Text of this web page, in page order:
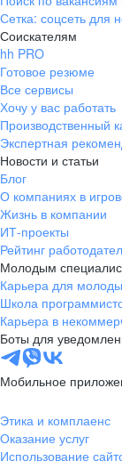
Сетка: соцсеть для
Соискателям
hh PRO
Готовое резюме
Все сервисы
Хочу у вас работать
Производственный
Экспертная
Новости и статьи
Блог
О компаниях в
Жизнь в компании
ИТ-проекты
Рейтинг
Молодым
Карьера для
Школа
Карьера в
Боты для
Мобильное
Этика и комплаенс
Оказание услуг
Использование